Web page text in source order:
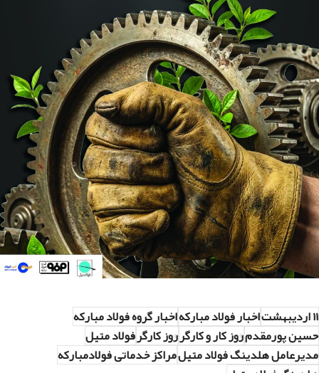
۱۱ اردیبهشت اخبار فولاد مبارکهاخبار گروه فولاد مبارکه
حسین پورمقدمروز کار و کارگرروز کارگرفولاد متیل
مدیرعامل هلدینگ فولاد متیلمراکز خدماتی فولادمبارکه